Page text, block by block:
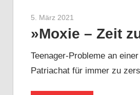
5. März 2021
»Moxie – Zeit
Teenager-Probleme an
Patriachat für immer zu